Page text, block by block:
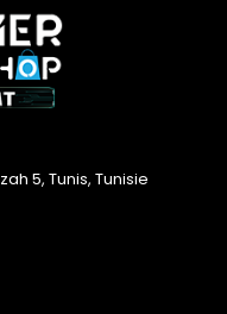
5, Tunis, Tunisie